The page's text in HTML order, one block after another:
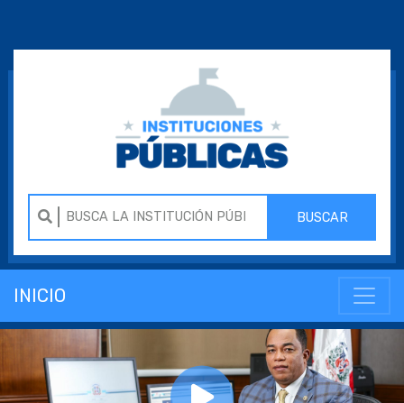
BUSCAR
INICIO